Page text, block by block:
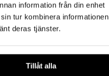
information från din enhet
tur kombinera informationen
deras tjänster.
Tillåt alla